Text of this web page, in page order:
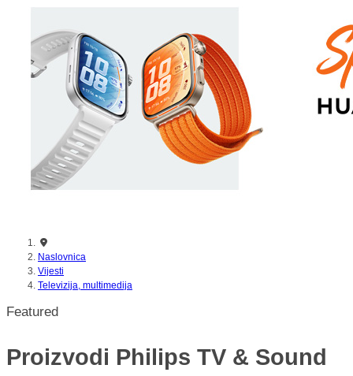
Naslovnica
Vijesti
Televizija, multimedija
Featured
Proizvodi Philips TV & Sound